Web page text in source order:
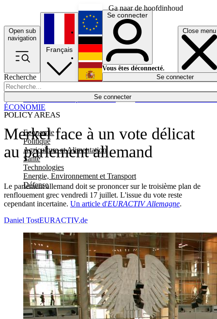
Ga naar de hoofdinhoud
Open sub
navigation
Close menu
Recherche
Se connecter
POLICY AREAS
Economie
Politique
Agriculture et Alimentation
Santé
Technologies
Energie, Environnement et Transport
Défense
Économie
Français
English
Deutsch
Español
Se connecter
Vous êtes déconnecté.
Se connecter
Merkel face à un vote délicat
au parlement allemand
Le parlement allemand doit se prononcer sur le troisième plan de
renflouement grec vendredi 17 juillet. L'issue du vote reste
cependant incertaine. Un article d'EURACTIV Allemagne.
ÉCONOMIE
Daniel TostEURACTIV.de